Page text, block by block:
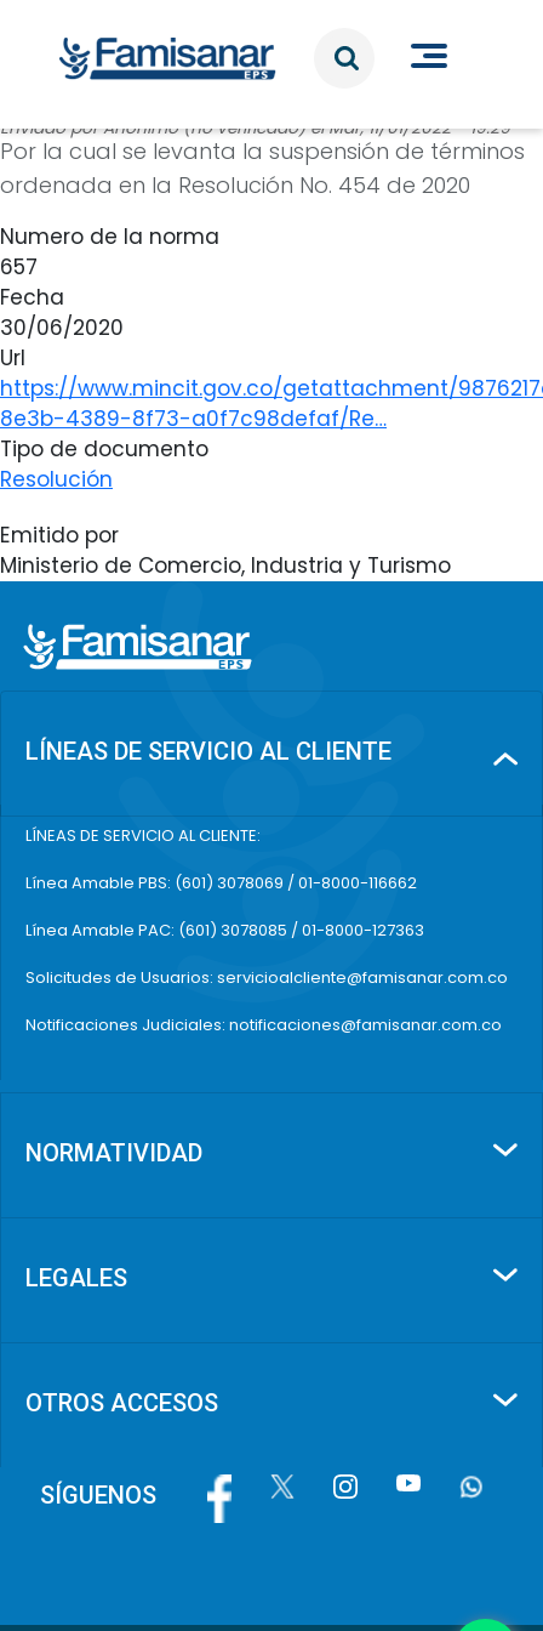
Enviado porAnónimo (no verificado)elMar, 11/01/2022 - 19:29
Por la cual se levanta la suspensión de términos
ordenada en la Resolución No. 454 de 2020
Numero de la norma
657
Fecha
30/06/2020
Url
https://www.mincit.gov.co/getattachment/
8e3b-4389-8f73-a0f7c98defaf/Re…
Tipo de documento
Resolución
Emitido por
Ministerio de Comercio, Industria y Turismo
LÍNEAS DE SERVICIO AL CLIENTE
LÍNEAS DE SERVICIO AL CLIENTE:
Línea Amable PBS: (601) 3078069 / 01-8000-116662
Línea Amable PAC: (601) 3078085 / 01-8000-127363
Solicitudes de Usuarios: servicioalcliente@famisanar.com.co
Notificaciones Judiciales: notificaciones@famisanar.com.co
NORMATIVIDAD
LEGALES
OTROS ACCESOS
SÍGUENOS Image Image Image Image Image